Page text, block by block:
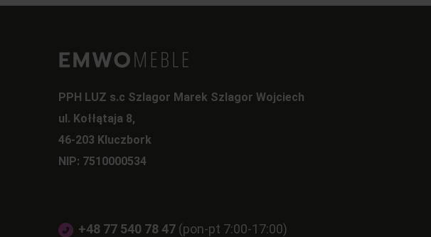
PPH LUZ s.c Szlagor Marek Szlagor Wojciech
ul. Kołłątaja 8,
46-203 Kluczbork
NIP: 7510000534
+48 77 540 78 47 (pon-pt 7:00-17:00)